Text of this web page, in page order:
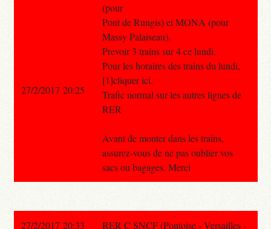
(pour
Pont de Rungis) et MONA (pour
Massy Palaiseau).
Prevoir 3 trains sur 4 ce lundi.
Pour les horaires des trains du lundi,
[1]cliquer ici.
Trafic normal sur les autres lignes de
RER
Avant de monter dans les trains,
assurez-vous de ne pas oublier vos
sacs ou bagages. Merci
27/2/2017 20:25
27/2/2017 20:33
RER C SNCF (Pontoise - Versailles -